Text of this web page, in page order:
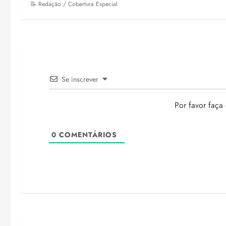
📝 Redação / Cobertura Especial
Se inscrever
Por favor
0 COMENTÁRIOS